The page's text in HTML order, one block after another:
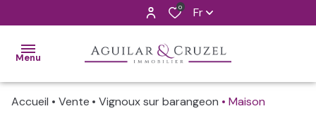
0 Fr
Menu
Accueil Vente Vignoux sur barangeon Maison